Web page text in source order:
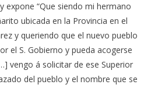
expone “Que siendo mi hermano
ubicada en la Provincia en el
y queriendo que el nuevo pueblo
el S. Gobierno y pueda acogerse
vengo á solicitar de ese Superior
del pueblo y el nombre que se